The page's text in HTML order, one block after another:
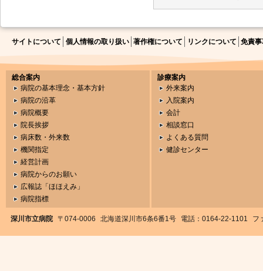
サイトについて 個人情報の取り扱い 著作権について リンクについて 免責
総合案内
病院の基本理念・基本方針
病院の沿革
病院概要
院長挨拶
病床数・外来数
機関指定
経営計画
病院からのお願い
広報誌「ほほえみ」
病院指標
診療案内
外来案内
入院案内
会計
相談窓口
よくある質問
健診センター
深川市立病院 〒074-0006 北海道深川市6条6番1号 電話：0164-22-1101 フ